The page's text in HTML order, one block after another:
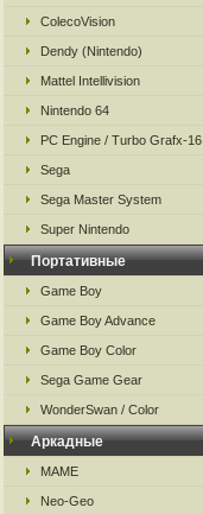
ColecoVision
Dendy (Nintendo)
Mattel Intellivision
Nintendo 64
PC Engine / Turbo Grafx-16
Sega
Sega Master System
Super Nintendo
Портативные
Game Boy
Game Boy Advance
Game Boy Color
Sega Game Gear
WonderSwan / Color
Аркадные
MAME
Neo-Geo